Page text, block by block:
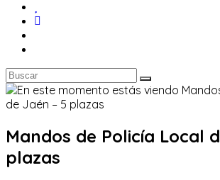
Mandos de Policía Local
plazas